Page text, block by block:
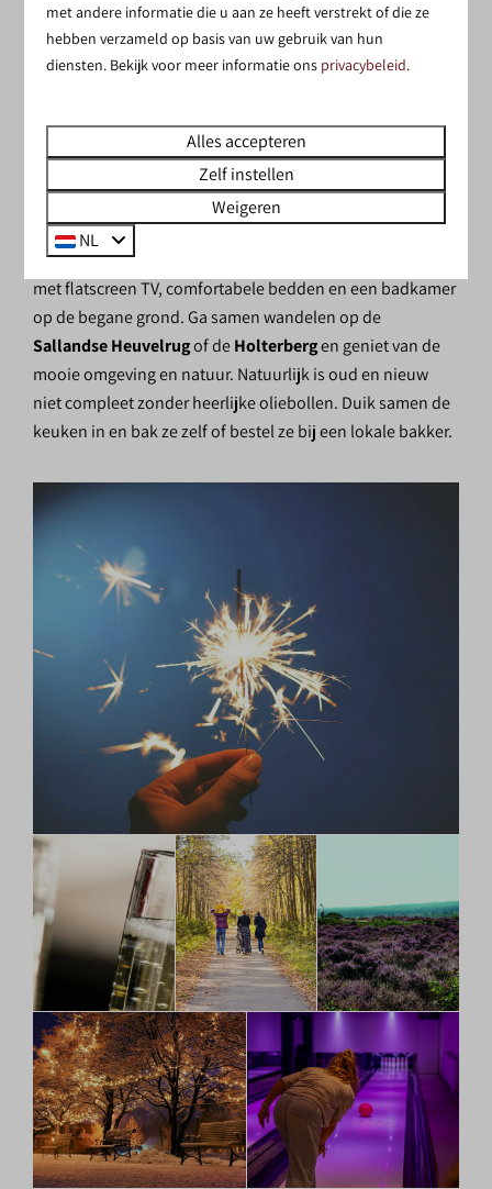
HUISJE HUREN OP
VAKANTIEPARK
Van plan een huisje te huren met oud en nieuw bij
Vakantiepark Sallandshoeve? Ervaar een heerlijke oud en
sfeervolle bungalows
zijn van alle gemakken voorzien voorzien. Zo beschikken
ze over een compleet ingerichte keuken, een woonkamer
met flatscreen TV, comfortabele bedden en een badkamer
op de begane grond. Ga samen wandelen op de
Sallandse Heuvelrugof deHolterbergen geniet van de
mooie omgeving en natuur. Natuurlijk is oud en nieuw
niet compleet zonder heerlijke oliebollen. Duik samen de
keuken in en bak ze zelf of bestel ze bij een lokale bakker.
met andere informatie die u aan ze heeft verstrekt of die ze
hebben verzameld op basis van uw gebruik van hun
diensten. Bekijk voor meer informatie ons privacybeleid.
Alles accepteren
Zelf instellen
Weigeren
NL